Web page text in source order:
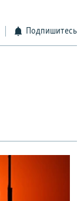
Подпишитесь